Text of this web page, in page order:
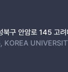
구 안암로 145 고려